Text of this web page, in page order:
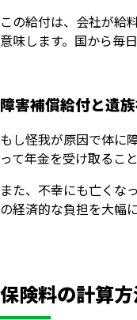
この給付は、会社が給
意味します。国から毎
障害補償給付と遺
もし怪我が原因で体に
って年金を受け取るこ
また、不幸にも亡くな
の経済的な負担を大幅
保険料の計算